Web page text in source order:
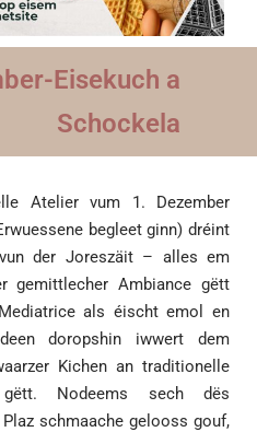
Eisekuch a
Schockela
Atelier vum 1. Dezember
begleet ginn) dréint
der Joreszäit – alles em
gemittlecher Ambiance gëtt
als éischt emol en
doropshin iwwert dem
Kichen an traditionelle
gëtt. Nodeems sech dës
schmaache gelooss gouf,